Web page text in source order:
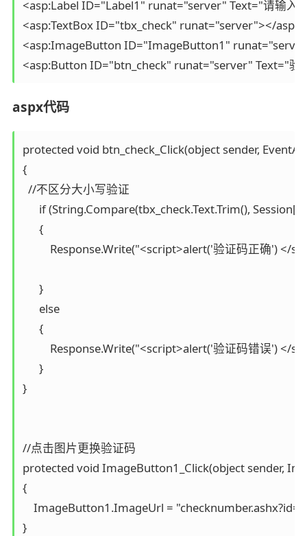
<asp:Label ID="Label1" runat="server" Text="请输入
<asp:TextBox ID="tbx_check" runat="server"></
<asp:ImageButton ID="ImageButton1"
<asp:Button ID="btn_check" runat="server" Text="验
aspx代码
protected void btn_check_Click(object sender,
{
  //不区分大小写验证
if (String.Compare(tbx_check.Text.Trim(),
      {
Response.Write("<script>alert('验证码正确') </
      }
      else
      {
Response.Write("<script>alert('验证码错误') </
      }
}
//点击图片更换验证码
protected void ImageButton1_Click(object sender,
{
ImageButton1.ImageUrl =
}